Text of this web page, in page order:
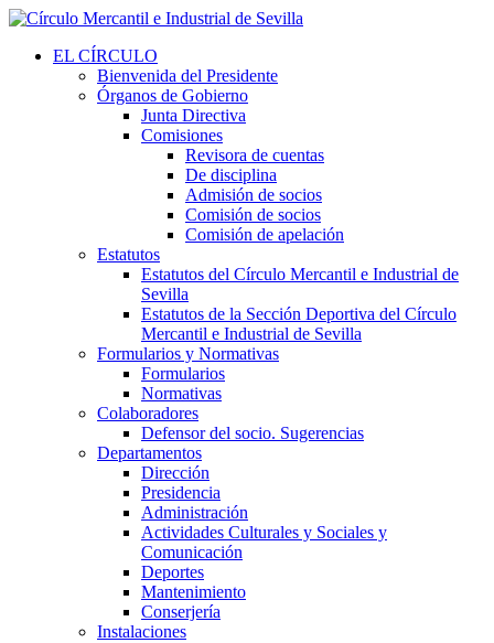
EL CÍRCULO
Bienvenida del Presidente
Órganos de Gobierno
Junta Directiva
Comisiones
Revisora de cuentas
De disciplina
Admisión de socios
Comisión de socios
Comisión de apelación
Estatutos
Estatutos del Círculo Mercantil e Industrial de
Sevilla
Estatutos de la Sección Deportiva del Círculo
Mercantil e Industrial de Sevilla
Formularios y Normativas
Formularios
Normativas
Colaboradores
Defensor del socio. Sugerencias
Departamentos
Dirección
Presidencia
Administración
Actividades Culturales y Sociales y
Comunicación
Deportes
Mantenimiento
Conserjería
Instalaciones